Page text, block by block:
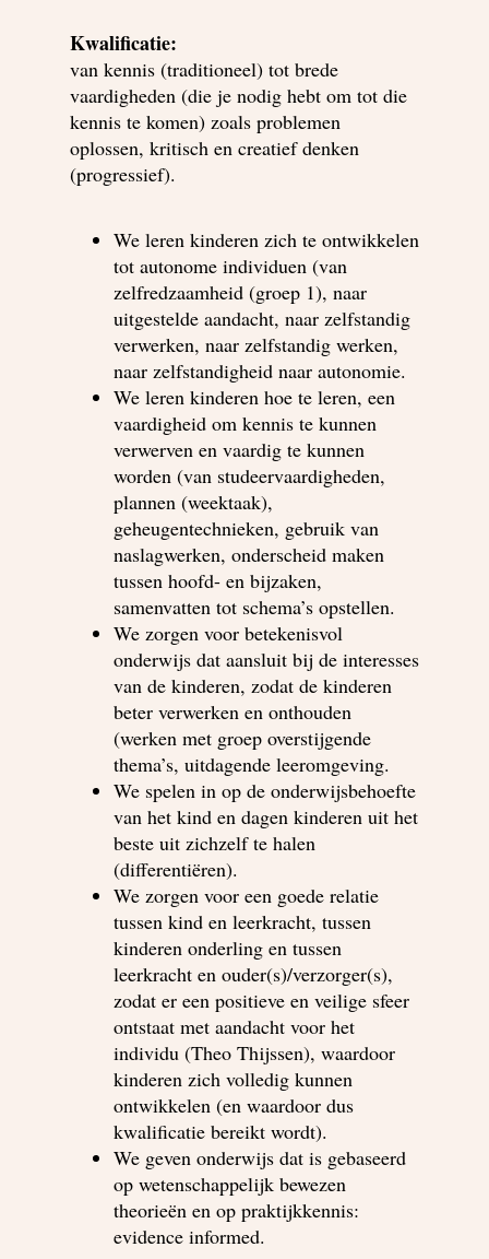
Kwalificatie:
van kennis (traditioneel) tot brede
vaardigheden (die je nodig hebt om tot die
kennis te komen) zoals problemen
oplossen, kritisch en creatief denken
(progressief).
We leren kinderen zich te ontwikkelen
tot autonome individuen (van
zelfredzaamheid (groep 1), naar
uitgestelde aandacht, naar zelfstandig
verwerken, naar zelfstandig werken,
naar zelfstandigheid naar autonomie.
We leren kinderen hoe te leren, een
vaardigheid om kennis te kunnen
verwerven en vaardig te kunnen
worden (van studeervaardigheden,
plannen (weektaak),
geheugentechnieken, gebruik van
naslagwerken, onderscheid maken
tussen hoofd- en bijzaken,
samenvatten tot schema’s opstellen.
We zorgen voor betekenisvol
onderwijs dat aansluit bij de interesses
van de kinderen, zodat de kinderen
beter verwerken en onthouden
(werken met groep overstijgende
thema’s, uitdagende leeromgeving.
We spelen in op de onderwijsbehoefte
van het kind en dagen kinderen uit het
beste uit zichzelf te halen
(differentiëren).
We zorgen voor een goede relatie
tussen kind en leerkracht, tussen
kinderen onderling en tussen
leerkracht en ouder(s)/verzorger(s),
zodat er een positieve en veilige sfeer
ontstaat met aandacht voor het
individu (Theo Thijssen), waardoor
kinderen zich volledig kunnen
ontwikkelen (en waardoor dus
kwalificatie bereikt wordt).
We geven onderwijs dat is gebaseerd
op wetenschappelijk bewezen
theorieën en op praktijkkennis:
evidence informed.